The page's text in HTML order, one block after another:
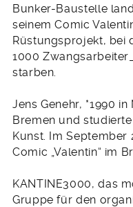
Bunker-Baustelle
seinem Comic
Rüstungsprojekt, bei
1000
starben.
Jens Genehr, *1990
Bremen und
Kunst. Im September
Comic „Valentin“ im
KANTINE3000, das
Gruppe für den